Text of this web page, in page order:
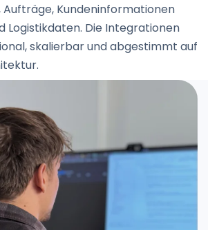
Aufträge, Kundeninformationen
Logistikdaten. Die Integrationen
skalierbar und abgestimmt auf